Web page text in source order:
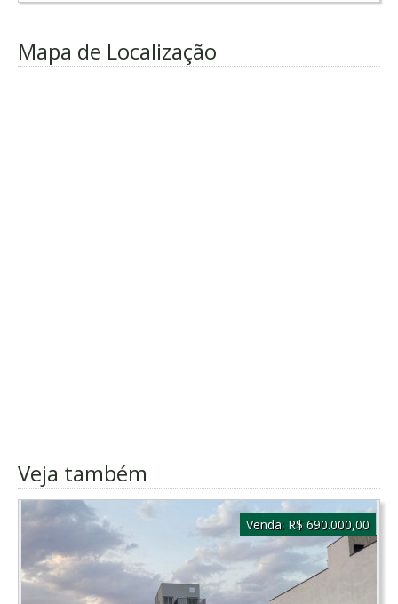
Mapa de Localização
Veja também
Venda: R$ 690.000,00